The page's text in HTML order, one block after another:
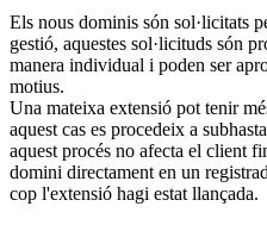
Els nous dominis són sol·licitats
gestió, aquestes sol·licituds són
manera individual i poden ser
motius.
Una mateixa extensió pot tenir
aquest cas es procedeix a
aquest procés no afecta el client
domini directament en un
cop l'extensió hagi estat llançada.